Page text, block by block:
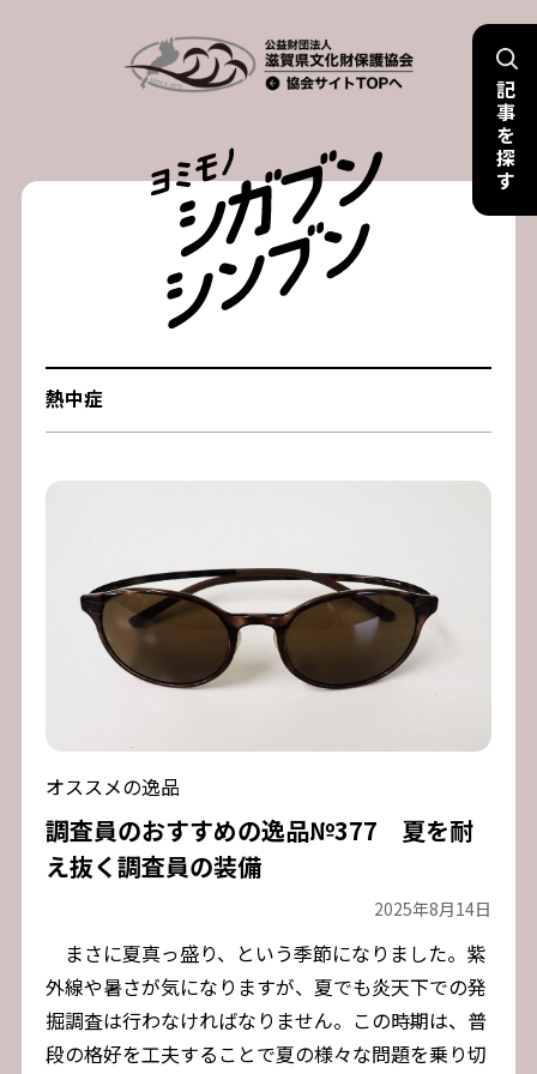
記
事
を
探
す
熱中症
オススメの逸品
調査員のおすすめの逸品№377 夏を耐
え抜く調査員の装備
2025年8月14日
まさに夏真っ盛り、という季節になりました。紫
外線や暑さが気になりますが、夏でも炎天下での発
掘調査は行わなければなりません。この時期は、普
段の格好を工夫することで夏の様々な問題を乗り切